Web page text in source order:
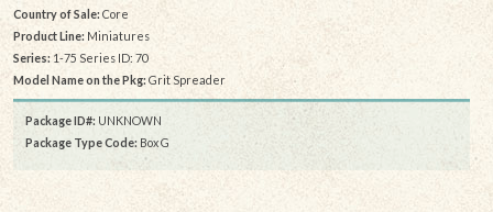
Country of Sale: Core
Product Line: Miniatures
Series:1-75 Series ID: 70
Model Name on the Pkg: Grit Spreader
Package ID#: UNKNOWN
Package Type Code: Box G